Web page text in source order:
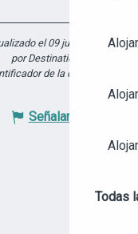
Todas
el 09 junio 2025 a
por Destination Angers
de la oferta :
Señalar un error